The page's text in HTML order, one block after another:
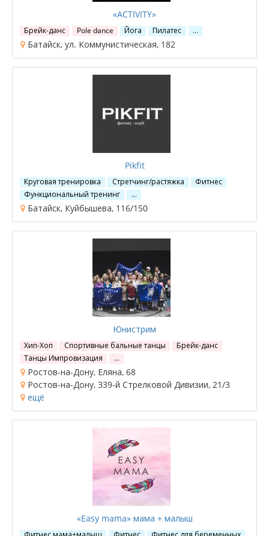
«ACTIVITY»
Брейк-данс Pole dance Йога Пилатес …
Батайск, ул. Коммунистическая, 182
Pikfit
Круговая тренировка Стретчинг/растяжка
Фитнес
Функциональный тренинг
…
Батайск, Куйбышева, 116/150
Юнистрим
Хип-Хоп Спортивные бальные танцы
Брейк-данс
Танцы Импровизация
…
Ростов-на-Дону, Еляна, 68
Ростов-на-Дону, 339-й Стрелковой Дивизии, 21/3
ещё
«Easy mama» мама + малыш